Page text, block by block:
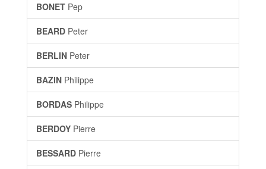
BONET Pep
BEARD Peter
BERLIN Peter
BAZIN Philippe
BORDAS Philippe
BERDOY Pierre
BESSARD Pierre